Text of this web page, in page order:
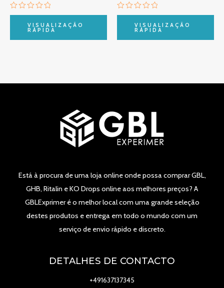
Avaliação
VISUALIZAÇÃO
RÁPIDA
Avaliação
VISUALIZAÇÃO
RÁPIDA
Está à procura de uma loja online onde possa comprar GBL,
GHB, Ritalin e KO Drops online aos melhores preços? A
GBLExprimer é o melhor local com uma grande seleção
destes produtos e entrega em todo o mundo com um
serviço de envio rápido e discreto.
DETALHES DE CONTACTO
+491637137345